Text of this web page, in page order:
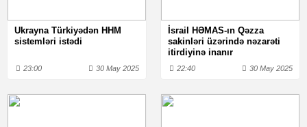
Ukrayna Türkiyədən HHM
sistemləri istədi
23:00 30 May 2025
İsrail HƏMAS-ın Qəzza
sakinləri üzərində nəzarəti
itirdiyinə inanır
22:40 30 May 2025